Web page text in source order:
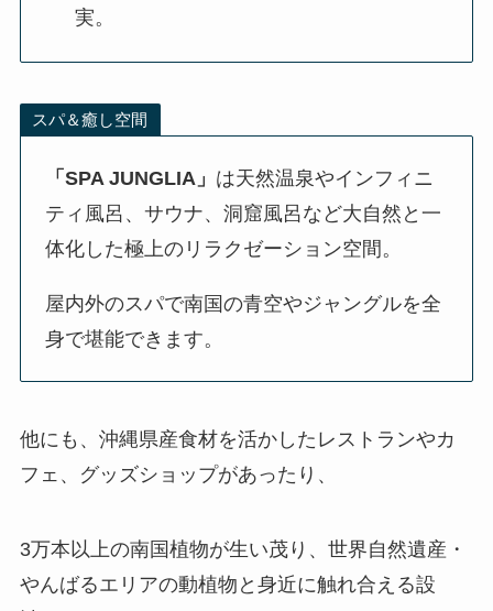
実。
スパ＆癒し空間
「SPA JUNGLIA」 は天然温泉やインフィニ
ティ風呂、サウナ、洞窟風呂など大自然と一
体化した極上のリラクゼーション空間。
屋内外のスパで南国の青空やジャングルを全
身で堪能できます。
他にも、沖縄県産食材を活かしたレストランやカ
フェ、グッズショップがあったり、
3万本以上の南国植物が生い茂り、世界自然遺産・
やんばるエリアの動植物と身近に触れ合える設